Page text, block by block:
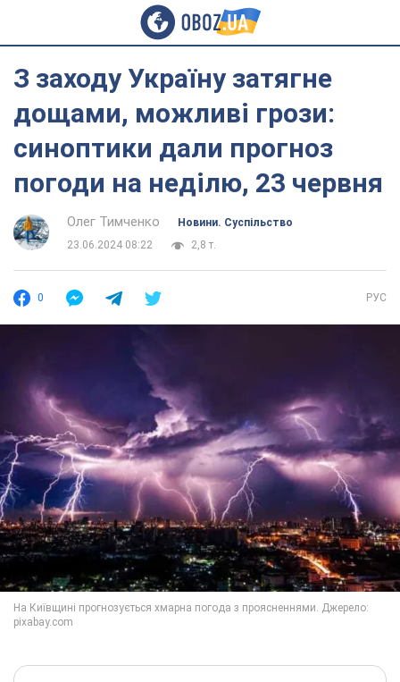
З заходу Україну затягне
дощами, можливі грози:
синоптики дали прогноз
погоди на неділю, 23 червня
Олег Тимченко
Новини. Суспільство
23.06.2024 08:22
2,8 т.
0 РУС